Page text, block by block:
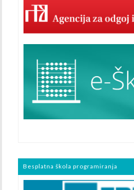
Besplatna škola programiranja